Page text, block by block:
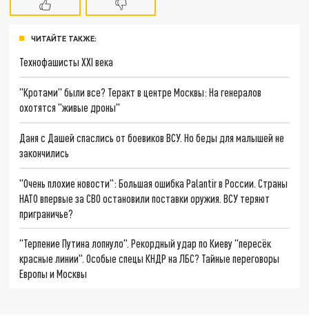
ЧИТАЙТЕ ТАКЖЕ:
Технофашисты XXI века
"Кротами" были все? Теракт в центре Москвы: На генералов
охотятся "живые дроны"
Даня с Дашей спаслись от боевиков ВСУ. Но беды для малышей не
закончились
"Очень плохие новости": Большая ошибка Palantir в России. Страны
НАТО впервые за СВО остановили поставки оружия. ВСУ теряют
приграничье?
"Терпение Путина лопнуло". Рекордный удар по Киеву "пересёк
красные линии". Особые спецы КНДР на ЛБС? Тайные переговоры
Европы и Москвы